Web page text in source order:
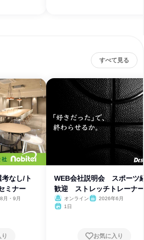
すべて見る
考なし/ト
ミナー
月・9月
WEB会社説明会 スポーツ
歓迎 ストレッチトレーナー
オンライン
2026年6月
1日
お気に入り